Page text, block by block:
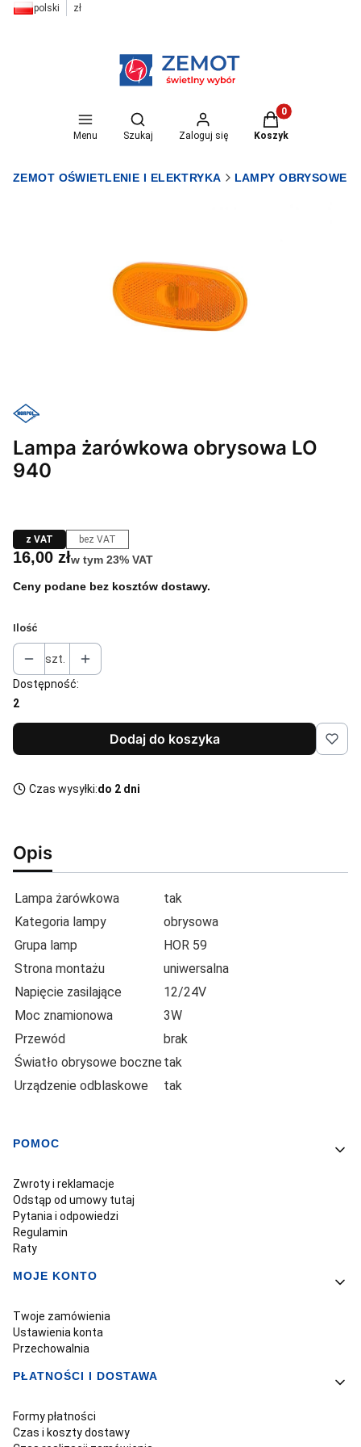
polski zł
Menu
Otwórz wyszukiwarkę
Szukaj Zaloguj się
Produkty w
Koszyk
ZEMOT OŚWIETLENIE I ELEKTRYKA LAMPY OBRYSOWE
Lampa żarówkowa obrysowa LO
940
z VAT bez VAT
Cena
16,00 złw tym 23% VAT
w tym 23% VAT
Ceny podane bez kosztów dostawy.
Ilość
szt.
Dostępność:
2
Dodaj do koszyka
Czas wysyłki:do 2 dni
Opis
Lampa żarówkowa
tak
Kategoria lampy
obrysowa
Grupa lamp
HOR 59
Strona montażu
uniwersalna
Napięcie zasilające
12/24V
Moc znamionowa
3W
Przewód
brak
Światło obrysowe boczne tak
Urządzenie odblaskowe
tak
Linki w stopce
POMOC
Zwroty i reklamacje
Odstąp od umowy tutaj
Pytania i odpowiedzi
Regulamin
Raty
MOJE KONTO
Twoje zamówienia
Ustawienia konta
Przechowalnia
PŁATNOŚCI I DOSTAWA
Formy płatności
Czas i koszty dostawy